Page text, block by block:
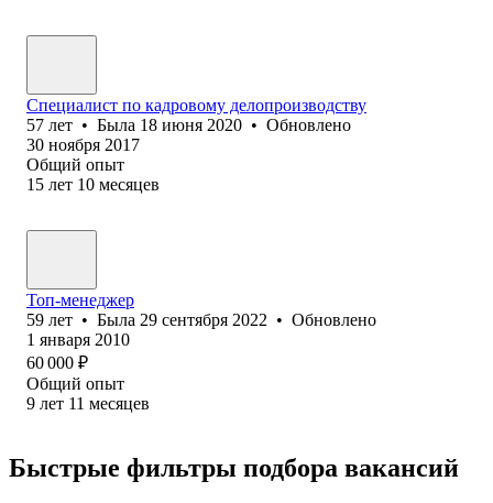
Специалист по кадровому делопроизводству
57 лет • Была 18 июня 2020 • Обновлено
30 ноября 2017
Общий опыт
15 лет 10 месяцев
Топ-менеджер
59 лет • Была 29 сентября 2022 • Обновлено
1 января 2010
60 000 ₽
Общий опыт
9 лет 11 месяцев
Быстрые фильтры подбора вакансий